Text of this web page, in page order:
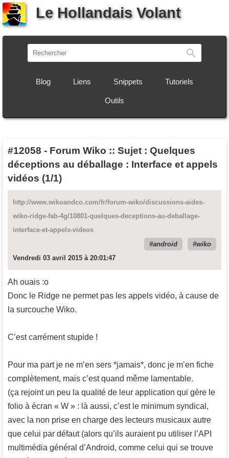
Le Hollandais Volant
Blog Liens Snippets Tutoriels
Outils
#12058 - Forum Wiko :: Sujet : Quelques
déceptions au déballage : Interface et appels
vidéos (1/1)
http://www.wikoandco.com/fr/forum-wiko/discussions-aides-
wiko-ridge-fab-4g/10801-quelques-deceptions-au-deballage-
interface-et-appels-videos
android
wiko
Vendredi 03 avril 2015 à 20:01:47
Ah ouais :o
Donc le Ridge ne permet pas les appels vidéo, à cause de
la surcouche Wiko.
C’est carrément stupide !
Pour ma part je ne m’en sers *jamais*, donc je m’en fiche
complètement, mais c’est quand même lamentable.
(ça rejoint un peu la qualité de leur application qui gère le
folio à écran « W » : là aussi, c’est le minimum syndical,
avec la non prise en charge des lecteurs musicaux autre
que celui par défaut (alors qu’ils auraient pu utiliser l’API
multimédia général d’Android, comme celui qui se trouve